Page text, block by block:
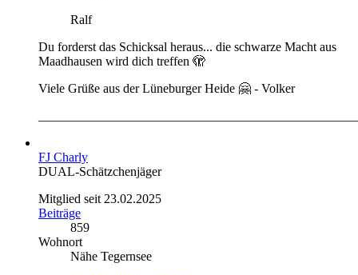
Ralf
Du forderst das Schicksal heraus... die schwarze Macht aus
Maadhausen wird dich treffen 🫣
Viele Grüße aus der Lüneburger Heide 🤗 - Volker
FJ Charly
DUAL-Schätzchenjäger
Mitglied seit 23.02.2025
Beiträge
859
Wohnort
Nähe Tegernsee